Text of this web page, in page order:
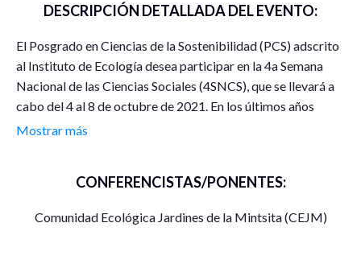
DESCRIPCIÓN DETALLADA DEL EVENTO:
El Posgrado en Ciencias de la Sostenibilidad (PCS) adscrito
al Instituto de Ecología desea participar en la 4a Semana
Nacional de las Ciencias Sociales (4SNCS), que se llevará a
cabo del 4 al 8 de octubre de 2021. En los últimos años
desde dicho posgrado, se ha impulsado el trabajo multi y
academia, y entre diferentes disciplinas para abordar las
diversidad de contextos y desde diferentes miradas. Las
Mostrar más
CONFERENCISTAS/PONENTES:
Comunidad Ecológica Jardines de la Mintsita (CEJM)